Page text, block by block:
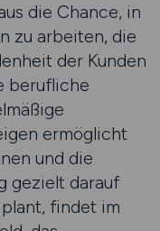
die Chance, in
zu arbeiten, die
der Kunden
berufliche
ermöglicht
und die
gezielt darauf
findet im